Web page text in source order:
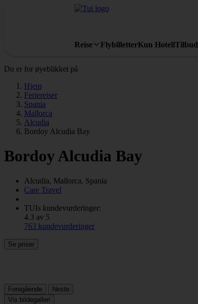
Reise FlybilletterKun HotellTilbud
Du er for øyeblikket på
Hjem
Feriereiser
Spania
Mallorca
Alcudia
Bordoy Alcudia Bay
Bordoy Alcudia Bay
Alcudia, Mallorca, Spania
Care Travel
TUIs kundevurderinger:
4.3 av 5
763 kundevurderinger
Se priser
Foregående
Neste
Vis bildegalleri